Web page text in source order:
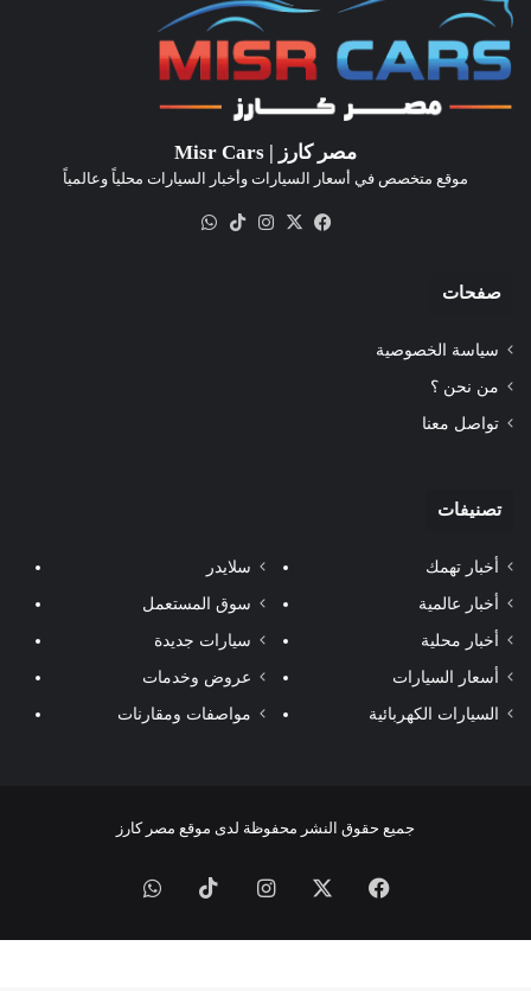
مصر كارز | Misr Cars
موقع متخصص في أسعار السيارات وأخبار السيارات محلياً وعالمياً
فيسبوك
‫X انستقرام‫TikTok
صفحات
سياسة الخصوصية
من نحن ؟
تواصل معنا
تصنيفات
أخبار تهمك
أخبار عالمية
أخبار محلية
أسعار السيارات
السيارات الكهربائية
سلايدر
سوق المستعمل
سيارات جديدة
عروض وخدمات
مواصفات ومقارنات
جميع حقوق النشر محفوظة لدى موقع مصر كارز
فيسبوك انستقرام‫TikTokواتساب